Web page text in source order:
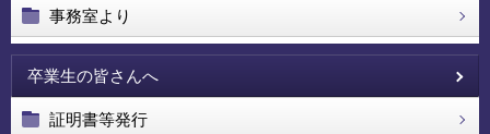
事務室より
卒業生の皆さんへ
証明書等発行